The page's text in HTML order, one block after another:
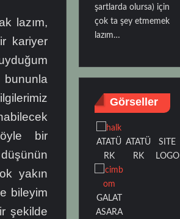
lazım,
kariyer
bir
yakın
bileyim
şekilde
şartlarda olursa) için
çok ta şey etmemek
lazım…
Görseller
ATATÜ
RK
ATATÜ
RK
SITE
LOGO
GALAT
ASARA